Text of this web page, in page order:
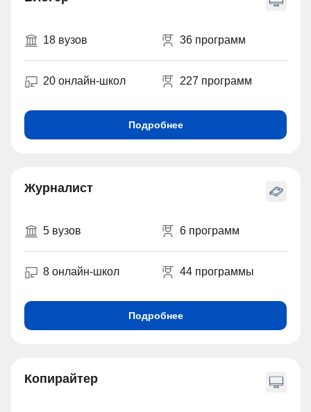
18 вузов 36 программ
20 онлайн-школ 227 программ
Подробнее
Журналист
5 вузов 6 программ
8 онлайн-школ 44 программы
Подробнее
Копирайтер